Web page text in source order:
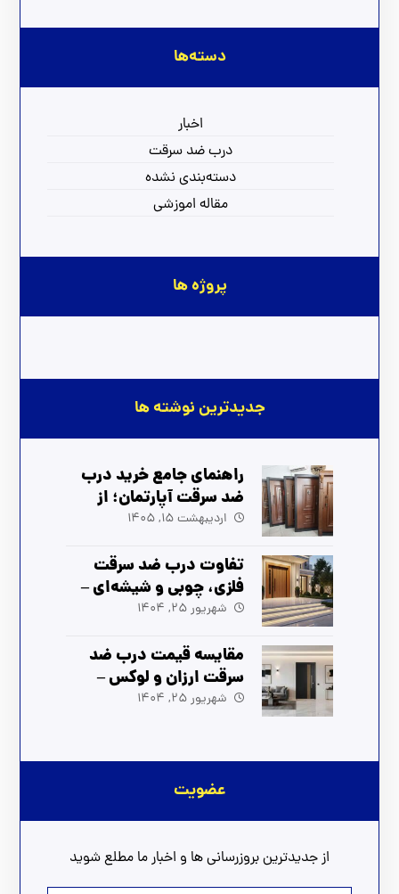
دسته‌ها
اخبار
درب ضد سرقت
دسته‌بندی نشده
مقاله اموزشی
پروژه ها
جدیدترین نوشته ها
راهنمای جامع خرید درب
ضد سرقت آپارتمان؛ از
انتخاب تا نصب (آپدیت
اردیبهشت 15, 1405
تفاوت درب ضد سرقت
فلزی، چوبی و شیشه‌ای –
راهنمای انتخاب بهترین
شهریور 25, 1404
مقایسه قیمت درب ضد
سرقت ارزان و لوکس –
بهترین انتخاب برای شما
شهریور 25, 1404
عضویت
از جدیدترین بروزرسانی ها و اخبار ما مطلع شوید